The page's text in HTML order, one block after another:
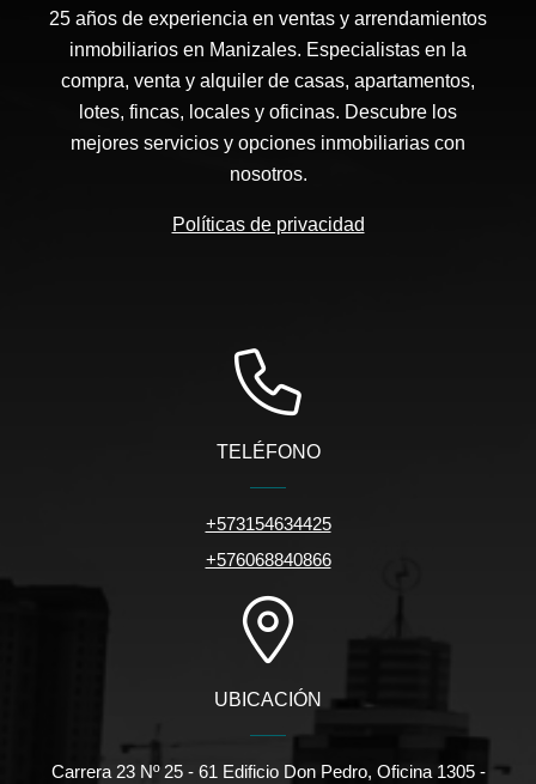
25 años de experiencia en ventas y arrendamientos
inmobiliarios en Manizales. Especialistas en la
compra, venta y alquiler de casas, apartamentos,
lotes, fincas, locales y oficinas. Descubre los
mejores servicios y opciones inmobiliarias con
nosotros.
Políticas de privacidad
TELÉFONO
+573154634425
+576068840866
UBICACIÓN
Carrera 23 Nº 25 - 61 Edificio Don Pedro, Oficina 1305 -